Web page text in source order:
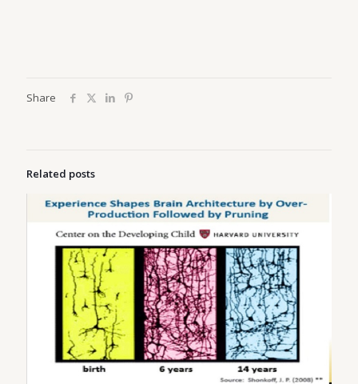
Share
Related posts